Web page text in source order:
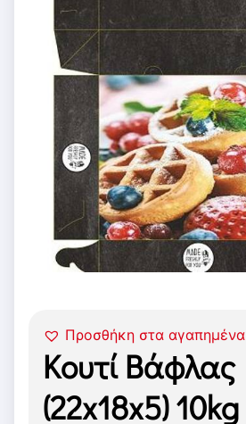
Προσθήκη στα αγαπημένα
Κουτί Βάφλας
(22x18x5) 10kg